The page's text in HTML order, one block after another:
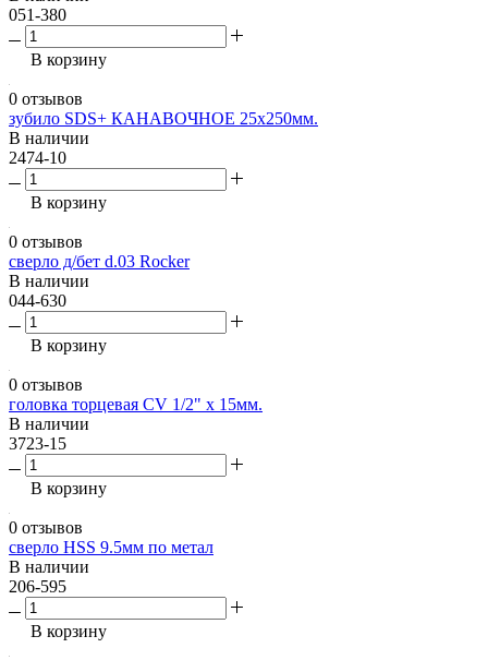
051-380
В корзину
0 отзывов
зубило SDS+ КАНАВОЧНОЕ 25х250мм.
В наличии
2474-10
В корзину
0 отзывов
сверло д/бет d.03 Rocker
В наличии
044-630
В корзину
0 отзывов
головка торцевая CV 1/2" х 15мм.
В наличии
3723-15
В корзину
0 отзывов
сверло HSS 9.5мм по метал
В наличии
206-595
В корзину